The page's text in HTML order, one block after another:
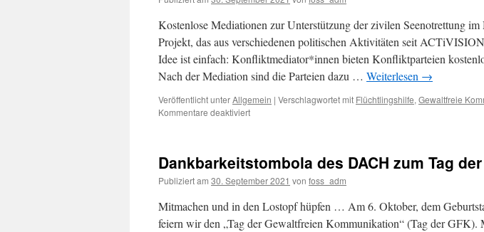
Kostenlose Mediationen zur Unterstützung der zivilen Seenotrettung
Projekt, das aus verschiedenen politischen Aktivitäten seit
Idee ist einfach: Konfliktmediator*innen bieten Konfliktparteien
Nach der Mediation sind die Parteien dazu … Weiterlesen →
Veröffentlicht unterAllgemein | Verschlagwortet mit Flüchtlingshilfe, Gewaltfreie
Kommentare deaktiviertfür
Dankbarkeitstombola des DACH zum Tag
Publiziert am 30. September 2021 von foss_adm
Mitmachen und in den Lostopf hüpfen … Am 6. Oktober, dem
feiern wir den „Tag der Gewaltfreien Kommunikation“ (Tag der GFK).